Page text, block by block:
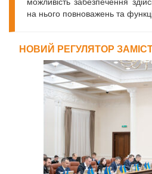
на нього повноважень та
НОВИЙ РЕГУЛЯТОР